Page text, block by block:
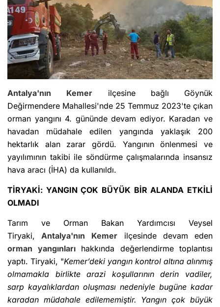
Antalya'nın Kemer ilçesine bağlı Göynük
Değirmendere Mahallesi'nde 25 Temmuz 2023'te çıkan
orman yangını 4. gününde devam ediyor. Karadan ve
havadan müdahale edilen yangında yaklaşık 200
hektarlık alan zarar gördü. Yangının önlenmesi ve
yayılımının takibi ile söndürme çalışmalarında insansız
hava aracı (İHA) da kullanıldı.
TİRYAKİ: YANGIN ÇOK BÜYÜK BİR ALANDA ETKİLİ
OLMADI
Tarım ve Orman Bakan Yardımcısı Veysel
Tiryaki,Antalya'nın Kemer ilçesinde devam eden
orman yangınlarıhakkında değerlendirme toplantısı
yaptı. Tiryaki, "Kemer’deki yangın kontrol altına alınmış
olmamakla birlikte arazi koşullarının derin vadiler,
sarp kayalıklardan oluşması nedeniyle bugüne kadar
karadan müdahale edilememiştir. Yangın çok büyük